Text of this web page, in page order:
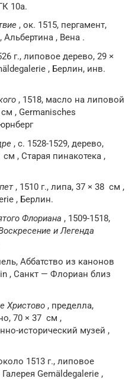
10а.
, ок. 1515, пергамент,
Альбертина , Вена .
г., липовое дерево, 29 ×
, Берлин, инв.
, 1518, масло на липовой
см , Germanisches
, c. 1528-1529, дерево,
см , Старая пинакотека ,
, 1510 г., липа, 37 × 38 см ,
, Берлин.
Флориана , 1509-1518,
и Легенда
Аббатство из канонов
, Санкт — Флориан близ
Христово , пределла,
70 × 37 см ,
исторический музей ,
1513 г., липовое
Галерея Gemäldegalerie ,